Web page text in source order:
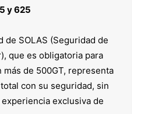
y 625
de SOLAS (Seguridad de
que es obligatoria para
más de 500GT, representa
con su seguridad, sin
exclusiva de